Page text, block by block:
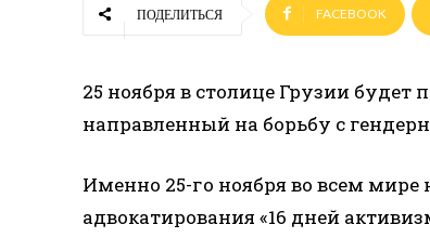
ПОДЕЛИТЬСЯ FACEBOOK
25 ноября в столице Грузии будет
направленный на борьбу с
Именно 25-го ноября во всем
адвокатирования «16 дней